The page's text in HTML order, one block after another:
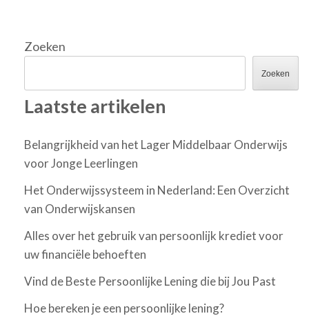
Zoeken
Zoeken
Laatste artikelen
Belangrijkheid van het Lager Middelbaar Onderwijs
voor Jonge Leerlingen
Het Onderwijssysteem in Nederland: Een Overzicht
van Onderwijskansen
Alles over het gebruik van persoonlijk krediet voor
uw financiële behoeften
Vind de Beste Persoonlijke Lening die bij Jou Past
Hoe bereken je een persoonlijke lening?